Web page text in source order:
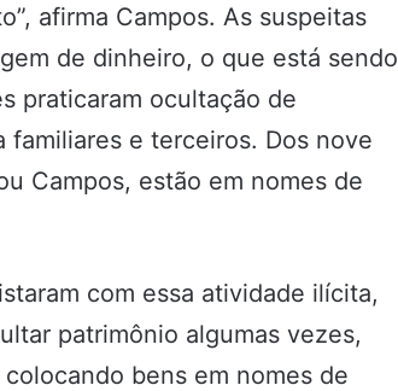
afirma Campos. As suspeitas
de dinheiro, o que está sendo
praticaram ocultação de
e terceiros. Dos nove
Campos, estão em nomes de
com essa atividade ilícita,
patrimônio algumas vezes,
bens em nomes de